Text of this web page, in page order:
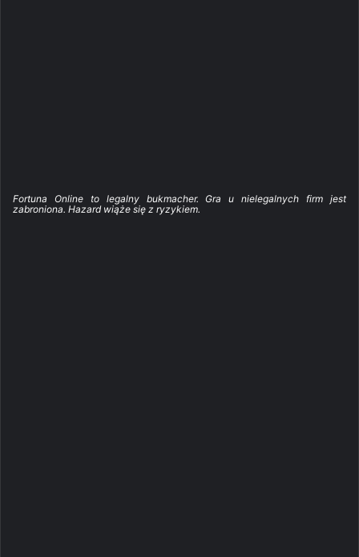
Fortuna Online to legalny bukmacher. Gra u nielegalnych firm jest
zabroniona. Hazard wiąże się z ryzykiem.